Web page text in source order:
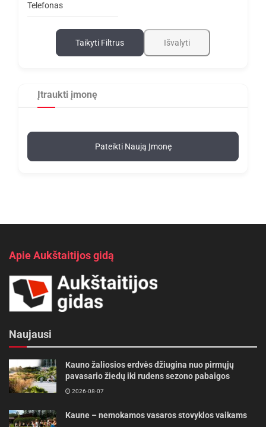
Telefonas
Taikyti Filtrus Išvalyti
Įtraukti įmonę
Pateikti Naują Įmonę
Apie Aukštaitijos gidą
Naujausi
Kauno žaliosios erdvės džiugina nuo pirmųjų
pavasario žiedų iki rudens sezono pabaigos
2026-08-07
Kaune – nemokamos vasaros stovyklos vaikams